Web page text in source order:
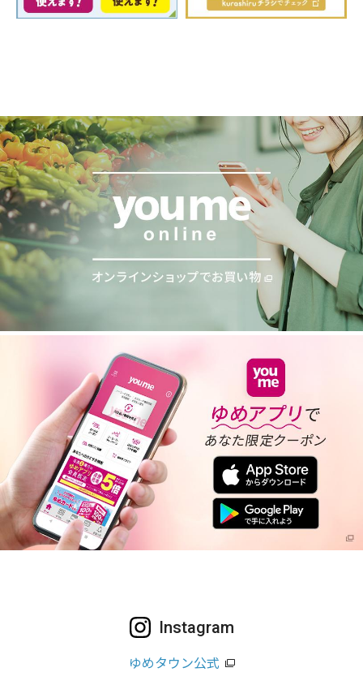
Instagram
ゆめタウン公式